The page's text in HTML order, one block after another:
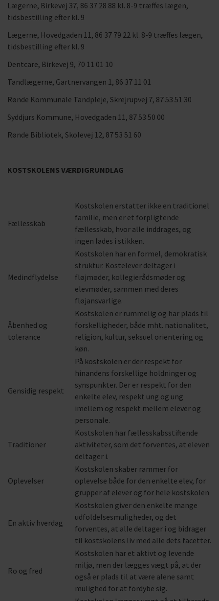
Lægerne, Birkevej 37, 86 37 28 88 kl. 8-9 træffes lægen,
tidsbestilling efter kl. 9
Lægerne, Hovedgaden 11, 86 37 79 22 kl. 8-9 træffes lægen,
tidsbestilling efter kl. 9
Dentcare, Birkevej 9, 70 11 01 10
Tandlægerne, Gartnervangen 1, 86 37 11 01
Rønde Kommunale Tandpleje, Skrejrupvej 7, 87 53 51 30
Syddjurs Kommune, Hovedgaden 11, 87 53 50 00
Rønde Bibliotek, Skolevej 12, 87 53 51 60
KOSTSKOLENS VÆRDIGRUNDLAG
Fællesskab
Kostskolen erstatter ikke en traditionel
familie, men er et forpligtende
fællesskab, hvor alle inddrages, og
ingen lades i stikken.
Medindflydelse
Kostskolen har en formel, demokratisk
struktur. Kostelever deltager i
fløjmøder, kollegierådsmøder og
elevmøder, sammen med deres
fløjansvarlige.
Åbenhed og
tolerance
Kostskolen er rummelig og har plads til
forskelligheder, både mht. nationalitet,
religion, kultur, seksuel orientering og
køn.
Gensidig respekt
På kostskolen er der respekt for
hinandens forskellige holdninger og
synspunkter. Der er respekt for den
enkelte elev, respekt ung og ung
imellem og respekt mellem elever og
personale.
Traditioner
Kostskolen har fællesskabsstiftende
aktiviteter, som det forventes, at eleven
deltager i.
Oplevelser
Kostskolen skaber rammer for
oplevelse både for den enkelte elev, for
grupper af elever og for hele kostskolen
En aktiv hverdag
Kostskolen giver den enkelte mange
udfoldelsesmuligheder, og det
forventes, at alle deltager i og bidrager
til kostskolens liv med alle dets facetter.
Ro og fred
Kostskolen har et aktivt og levende
miljø, men der lægges vægt på, at der
også er plads til at være alene samt
mulighed for at fordybe sig.